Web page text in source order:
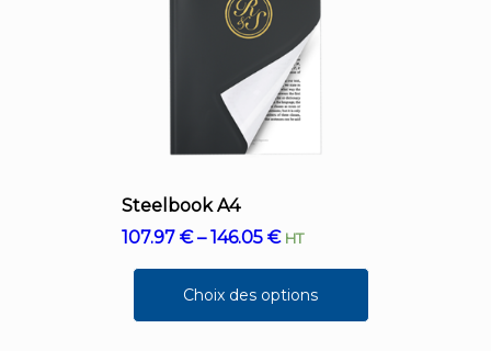
Steelbook A4
107.97€–146.05€ HT
Choix des options